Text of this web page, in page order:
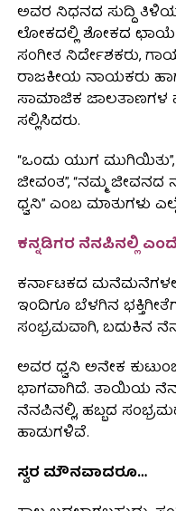
ಅವರ ನಿಧನದ ಸುದ್ದಿ
ಲೋಕದಲ್ಲಿ ಶೋಕದ ಛಾಯೆ
ಸಂಗೀತ ನಿರ್ದೇಶಕರು,
ರಾಜಕೀಯ ನಾಯಕರು
ಸಾಮಾಜಿಕ
ಸಲ್ಲಿಸಿದರು.
“ಒಂದು ಯುಗ
ಜೀವಂತ”, “ನಮ್ಮ
ಧ್ವನಿ” ಎಂಬ ಮಾತುಗಳು
ಕನ್ನಡಿಗರ ನೆನಪಿನಲ್ಲಿ
ಕರ್ನಾಟಕದ
ಇಂದಿಗೂ ಬೆಳಗಿನ
ಸಂಭ್ರಮವಾಗಿ, ಬದುಕಿನ
ಅವರ ಧ್ವನಿ ಅನೇಕ
ಭಾಗವಾಗಿದೆ. ತಾಯಿಯ
ನೆನಪಿನಲ್ಲಿ, ಹಬ್ಬದ
ಹಾಡುಗಳಿವೆ.
ಸ್ವರ ಮೌನವಾದರೂ…